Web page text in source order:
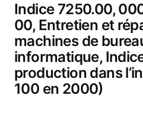
Indice 7250.00,
00, Entretien et
machines de
informatique,
production dans
100 en 2000)